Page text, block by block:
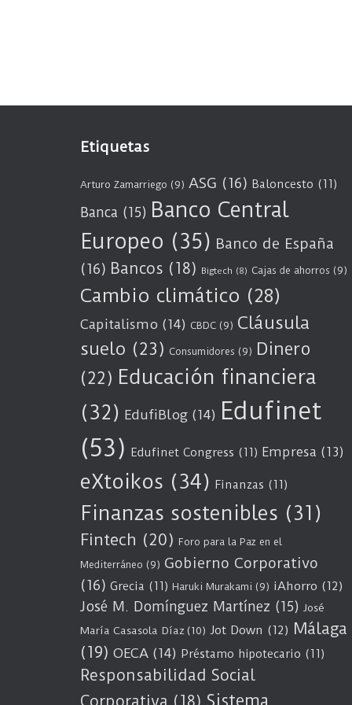
Etiquetas
Arturo Zamarriego (9) ASG (16) Baloncesto (11)
Banca (15) Banco Central
Europeo (35) Banco de España
(16) Bancos (18) Bigtech (8) Cajas de ahorros (9)
Cambio climático (28)
Capitalismo (14) CBDC (9) Cláusula
suelo (23) Consumidores (9) Dinero
(22) Educación financiera
(32) EdufiBlog (14) Edufinet
(53) Edufinet Congress (11) Empresa (13)
eXtoikos (34) Finanzas (11)
Finanzas sostenibles (31)
Fintech (20) Foro para la Paz en el
Mediterráneo (9) Gobierno Corporativo
(16) Grecia (11) Haruki Murakami (9) iAhorro (12)
José M. Domínguez Martínez (15) José
María Casasola Díaz (10) Jot Down (12) Málaga
(19) OECA (14) Préstamo hipotecario (11)
Responsabilidad Social
Sistema